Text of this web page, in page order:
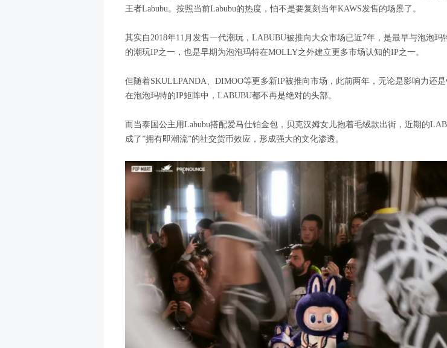
王者Labubu。按照当前Labubu的热度，怕不是要复刻当年KAWS发售的场景了。
其实自2018年11月发售一代潮玩，LABUBU被推向大众市场已近7年，是最早与泡泡玛
的潮玩IP之一，也是早期为泡泡玛特在MOLLY之外建立更多市场认知的IP之一。
但随着SKULLPANDA、DIMOO等更多新IP被推向市场，此前两年，无论是影响力还是
在泡泡玛特的IP矩阵中，LABUBU都不再是绝对的头部。
而当泰国公主用Labubu搭配爱马仕铂金包，贝克汉姆女儿抱着毛绒款出街，近期的
成了”拥有即潮流”的社交货币效应，形成强大的文化渗透。